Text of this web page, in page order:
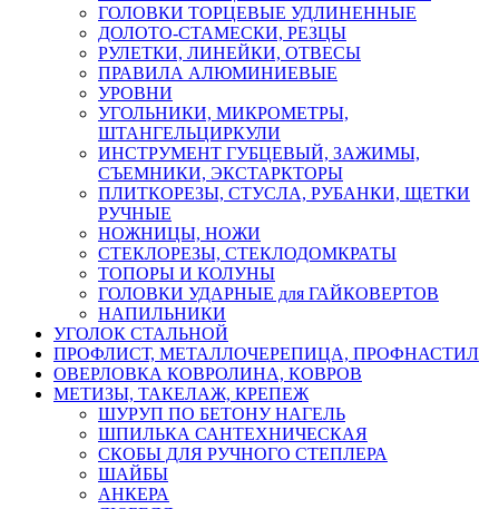
ГОЛОВКИ ТОРЦЕВЫЕ УДЛИНЕННЫЕ
ДОЛОТО-СТАМЕСКИ, РЕЗЦЫ
РУЛЕТКИ, ЛИНЕЙКИ, ОТВЕСЫ
ПРАВИЛА АЛЮМИНИЕВЫЕ
УРОВНИ
УГОЛЬНИКИ, МИКРОМЕТРЫ,
ШТАНГЕЛЬЦИРКУЛИ
ИНСТРУМЕНТ ГУБЦЕВЫЙ, ЗАЖИМЫ,
СЪЕМНИКИ, ЭКСТАРКТОРЫ
ПЛИТКОРЕЗЫ, СТУСЛА, РУБАНКИ, ЩЕТКИ
РУЧНЫЕ
НОЖНИЦЫ, НОЖИ
СТЕКЛОРЕЗЫ, СТЕКЛОДОМКРАТЫ
ТОПОРЫ И КОЛУНЫ
ГОЛОВКИ УДАРНЫЕ для ГАЙКОВЕРТОВ
НАПИЛЬНИКИ
УГОЛОК СТАЛЬНОЙ
ПРОФЛИСТ, МЕТАЛЛОЧЕРЕПИЦА, ПРОФНАСТИЛ
ОВЕРЛОВКА КОВРОЛИНА, КОВРОВ
МЕТИЗЫ, ТАКЕЛАЖ, КРЕПЕЖ
ШУРУП ПО БЕТОНУ НАГЕЛЬ
ШПИЛЬКА САНТЕХНИЧЕСКАЯ
СКОБЫ ДЛЯ РУЧНОГО СТЕПЛЕРА
ШАЙБЫ
АНКЕРА